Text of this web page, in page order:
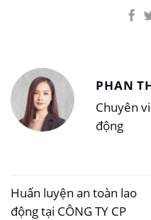
PHAN
Chuyên
động
Huấn luyện an toàn lao
động tại CÔNG TY CP